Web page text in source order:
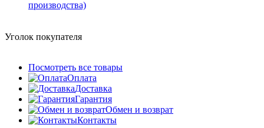
производства)
Уголок покупателя
Посмотреть все товары
Оплата
Доставка
Гарантия
Обмен и возврат
Контакты